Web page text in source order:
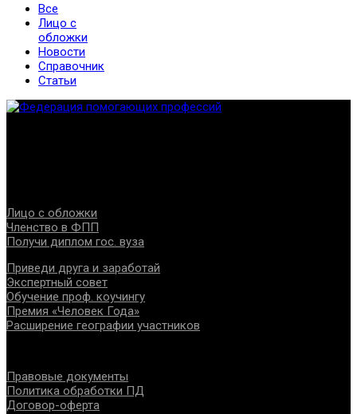
Все
Лицо с
обложки
Новости
Справочник
Статьи
Лицо с обложки
Членство в ФПП
Получи диплом гос. вуза
Приведи друга и заработай
Экспертный совет
Обучение проф. коучингу
Премия «Человек Года»
Расширение географии участников
Правовые документы
Политика обработки ПД
Договор-оферта